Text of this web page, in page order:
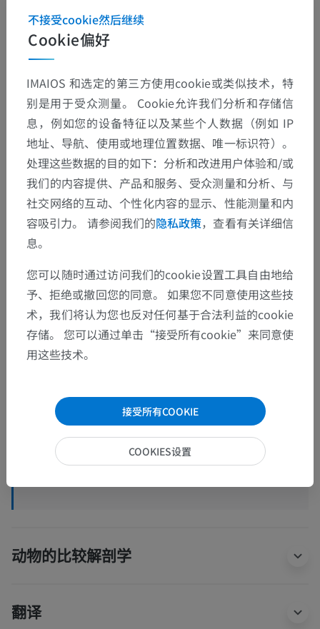
解剖层次
人体解剖学2
人体解剖学1
Pars peripherica> 颅神经> 面神经>
Nervus facialis proprius> 腮腺内丛
Divisio superior> 颧支
动物的比较解剖学
翻译
Cookie偏好
不接受cookie然后继续
IMAIOS 和选定的第三方使用cookie或类似技术，特
别是用于受众测量。 Cookie允许我们分析和存储信
息，例如您的设备特征以及某些个人数据（例如 IP
地址、导航、使用或地理位置数据、唯一标识符）。
处理这些数据的目的如下：分析和改进用户体验和/或
我们的内容提供、产品和服务、受众测量和分析、与
社交网络的互动、个性化内容的显示、性能测量和内
容吸引力。 请参阅我们的隐私政策，查看有关详细信
息。
您可以随时通过访问我们的cookie设置工具自由地给
予、拒绝或撤回您的同意。 如果您不同意使用这些技
术，我们将认为您也反对任何基于合法利益的cookie
存储。 您可以通过单击“接受所有cookie”来同意使
用这些技术。
接受所有COOKIE
COOKIES设置